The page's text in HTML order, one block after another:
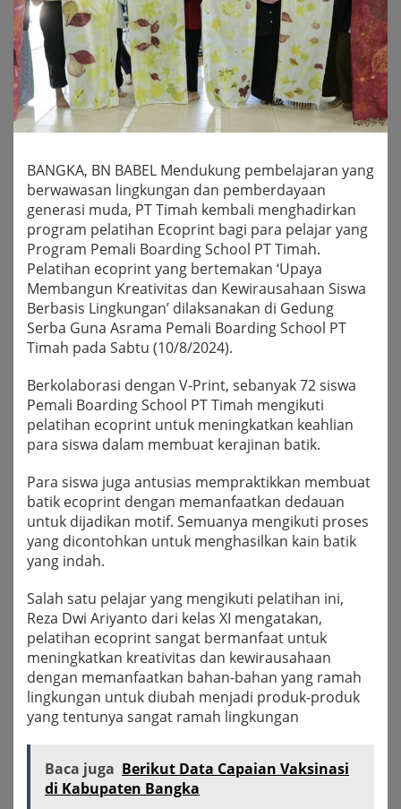
BANGKA, BN BABEL Mendukung pembelajaran yang
berwawasan lingkungan dan pemberdayaan
generasi muda, PT Timah kembali menghadirkan
program pelatihan Ecoprint bagi para pelajar yang
Program Pemali Boarding School PT Timah.
Pelatihan ecoprint yang bertemakan ‘Upaya
Membangun Kreativitas dan Kewirausahaan Siswa
Berbasis Lingkungan’ dilaksanakan di Gedung
Serba Guna Asrama Pemali Boarding School PT
Timah pada Sabtu (10/8/2024).
Berkolaborasi dengan V-Print, sebanyak 72 siswa
Pemali Boarding School PT Timah mengikuti
pelatihan ecoprint untuk meningkatkan keahlian
para siswa dalam membuat kerajinan batik.
Para siswa juga antusias mempraktikkan membuat
batik ecoprint dengan memanfaatkan dedauan
untuk dijadikan motif. Semuanya mengikuti proses
yang dicontohkan untuk menghasilkan kain batik
yang indah.
Salah satu pelajar yang mengikuti pelatihan ini,
Reza Dwi Ariyanto dari kelas XI mengatakan,
pelatihan ecoprint sangat bermanfaat untuk
meningkatkan kreativitas dan kewirausahaan
dengan memanfaatkan bahan-bahan yang ramah
lingkungan untuk diubah menjadi produk-produk
yang tentunya sangat ramah lingkungan
Baca juga Berikut Data Capaian Vaksinasi
di Kabupaten Bangka